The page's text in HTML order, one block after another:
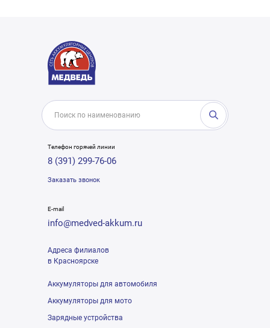
Телефон горячей линии
8 (391) 299-76-06
Заказать звонок
E-mail
info@medved-akkum.ru
Адреса филиалов
в Красноярске
Аккумуляторы для автомобиля
Аккумуляторы для мото
Зарядные устройства